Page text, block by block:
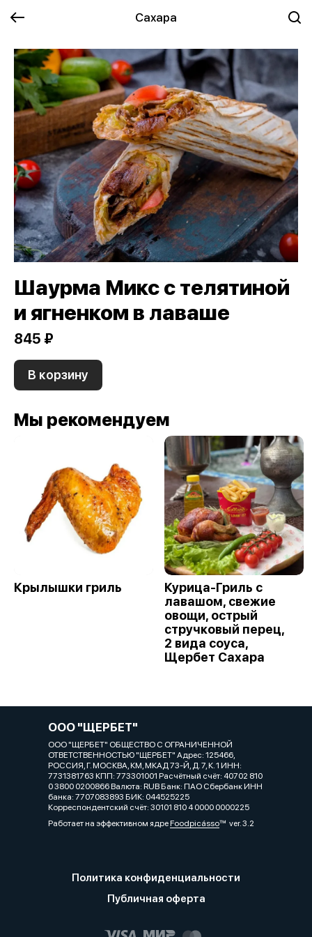
Сахара
Шаурма Микс с телятиной
и ягненком в лаваше
845 ₽
В корзину
Мы рекомендуем
Крылышки гриль
Курица-Гриль с
лавашом, свежие
овощи, острый
стручковый перец,
2 вида соуса,
Щербет Сахара
ООО "ЩЕРБЕТ"
ООО "ЩЕРБЕТ" ОБЩЕСТВО С ОГРАНИЧЕННОЙ
ОТВЕТСТВЕННОСТЬЮ "ЩЕРБЕТ" Адрес: 125466,
РОССИЯ, Г. МОСКВА, КМ, МКАД 73-Й, Д. 7, К. 1 ИНН:
7731381763 КПП: 773301001 Расчётный счёт: 40702 810
0 3800 0200866 Валюта: RUB Банк: ПАО Сбербанк ИНН
банка: 7707083893 БИК: 044525225
Корреспондентский счёт: 30101 810 4 0000 0000225
Работает на эффективном ядреFoodpicássover. 3.2
Политика конфиденциальности
Публичная оферта